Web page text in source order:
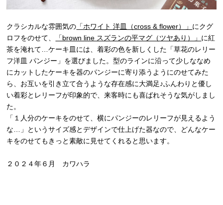
クラシカルな雰囲気の 「ホワイト 洋皿（cross & flower）」 にクグ
ロフをのせて、
「brown line スズランの平マグ（ツヤあり）」 に紅
茶を淹れて…ケーキ皿には、着彩の色を新しくした「草花のレリー
フ洋皿 パンジー」を選びました。型のラインに沿って少しななめ
にカットしたケーキを器のパンジーに寄り添うようにのせてみた
ら、お互いを引き立て合うような存在感に大満足♪ふんわりと優し
い着彩とレリーフが印象的で、来客時にも喜ばれそうな気がしまし
た。
「１人分のケーキをのせて、横にパンジーのレリーフが見えるよう
な…」というサイズ感とデザインで仕上げた器なので、どんなケー
キをのせてもきっと素敵に見せてくれると思います。
２０２４年６月 カワハラ